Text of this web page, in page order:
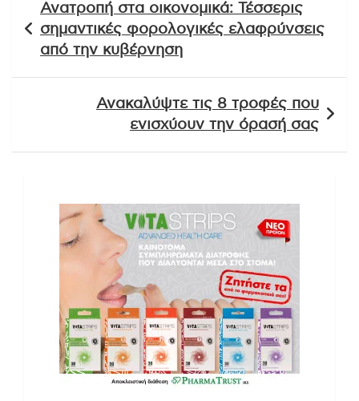
άρθρων
Ανατροπή στα οικονομικά: Τέσσερις
σημαντικές φορολογικές ελαφρύνσεις
από την κυβέρνηση
Ανακαλύψτε τις 8 τροφές που
ενισχύουν την όρασή σας